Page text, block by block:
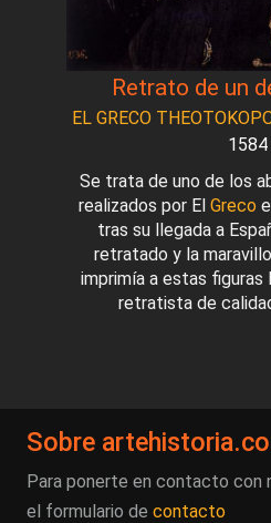
Retrato de un
EL GRECO
1584
Se trata de uno de los
realizados por El Greco
tras su llegada a
retratado y la
imprimía a estas figuras
retratista de
Sobre
Para ponerte en contacto con
el formulario de contacto